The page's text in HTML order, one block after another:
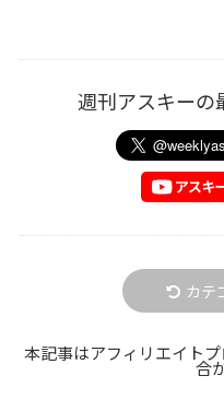
週刊アスキーの
カテ
本記事はアフィリエイト
合